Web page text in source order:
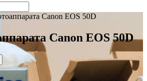
Canon EOS 50D
Canon EOS 50D